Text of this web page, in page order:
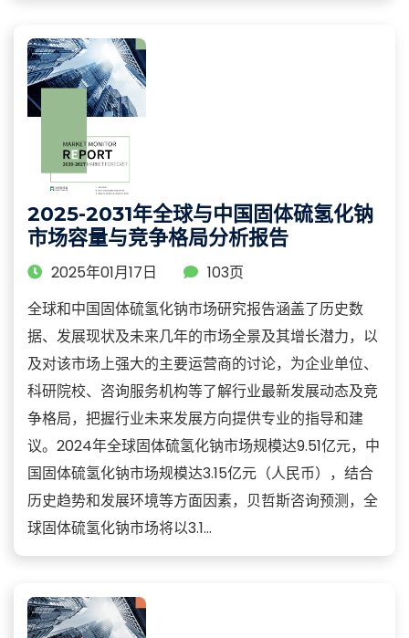
2025-2031年全球与中国固体硫氢化钠
市场容量与竞争格局分析报告
2025年01月17日
103页
全球和中国固体硫氢化钠市场研究报告涵盖了历史数
据、发展现状及未来几年的市场全景及其增长潜力，以
及对该市场上强大的主要运营商的讨论，为企业单位、
科研院校、咨询服务机构等了解行业最新发展动态及竞
争格局，把握行业未来发展方向提供专业的指导和建
议。2024年全球固体硫氢化钠市场规模达9.51亿元，中
国固体硫氢化钠市场规模达3.15亿元（人民币），结合
历史趋势和发展环境等方面因素，贝哲斯咨询预测，全
球固体硫氢化钠市场将以3.1...